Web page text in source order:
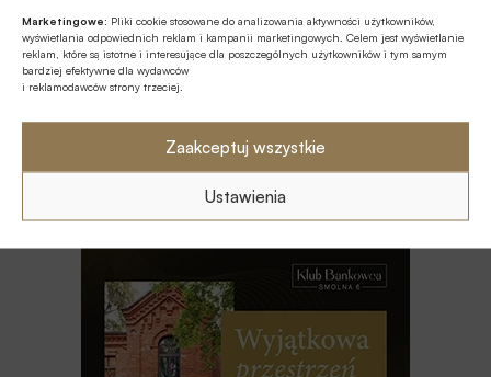
Marketingowe: Pliki cookie stosowane do analizowania aktywności użytkowników,
wyświetlania odpowiednich reklam i kampanii marketingowych. Celem jest wyświetlanie
reklam, które są istotne i interesujące dla poszczególnych użytkowników i tym samym
bardziej efektywne dla wydawców
i reklamodawców strony trzeciej.
Zaakceptuj wszystkie
Ustawienia
bankowego?
Z RYNKU FINANSOWEGO
PKO BP o nowych zasadach
MULTIMEDIA
Na czym polega faza Discovery?